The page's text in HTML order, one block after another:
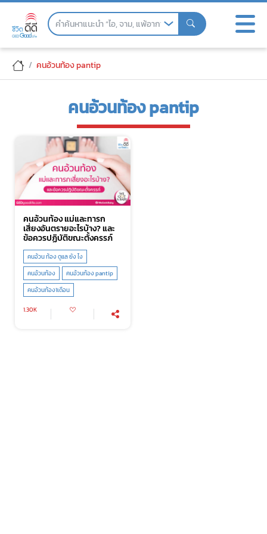
Skip
คนอ้วนท้อง pantip
คนอ้วนท้อง pantip
คนอ้วนท้อง แม่และทารก
เสี่ยงอันตรายอะไรบ้าง? และ
ข้อควรปฏิบัติขณะตั้งครรภ์
คนอ้วน ท้อง ดูแล ยัง ไง
คนอ้วนท้อง
คนอ้วนท้อง pantip
คนอ้วนท้อง1เดือน
1.30K